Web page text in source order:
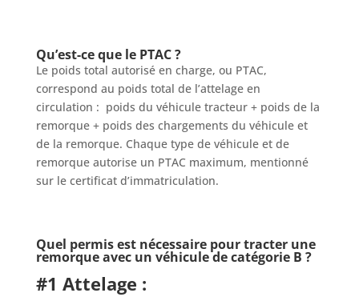
Qu’est-ce que le PTAC ?
Le poids total autorisé en charge, ou PTAC,
correspond au poids total de l’attelage en
circulation : poids du véhicule tracteur + poids de la
remorque + poids des chargements du véhicule et
de la remorque. Chaque type de véhicule et de
remorque autorise un PTAC maximum, mentionné
sur le certificat d’immatriculation.
Quel permis est nécessaire pour tracter une
remorque avec un véhicule de catégorie B ?
#1 Attelage :